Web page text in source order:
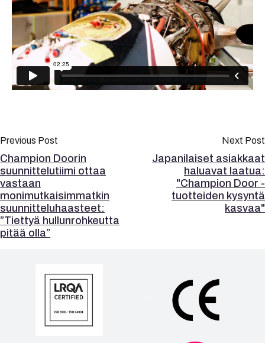
Previous Post
Champion Doorin
suunnittelutiimi ottaa
vastaan
monimutkaisimmatkin
suunnitteluhaasteet:
”Tiettyä hullunrohkeutta
pitää olla”
Next Post
Japanilaiset asiakkaat
haluavat laatua:
"Champion Door -
tuotteiden kysyntä
kasvaa"